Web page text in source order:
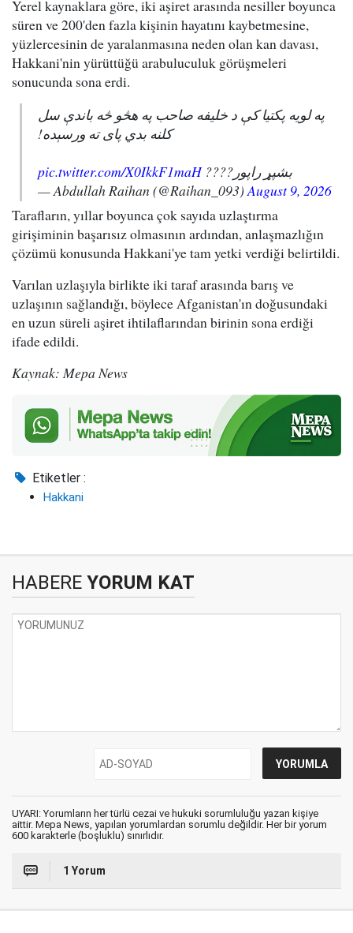
Yerel kaynaklara göre, iki aşiret arasında nesiller boyunca
süren ve 200'den fazla kişinin hayatını kaybetmesine,
yüzlercesinin de yaralanmasına neden olan kan davası,
Hakkani'nin yürüttüğü arabuluculuk görüşmeleri
sonucunda sona erdi.
په لویه پکتیا کې د خلیفه صاحب په هڅو څه باندې سل
کلنه بدي پای ته ورسېده!
بشپړ راپور????pic.twitter.com/X0IkkF1maH
— Abdullah Raihan (@Raihan_093)August 9, 2026
Tarafların, yıllar boyunca çok sayıda uzlaştırma
girişiminin başarısız olmasının ardından, anlaşmazlığın
çözümü konusunda Hakkani'ye tam yetki verdiği belirtildi.
Varılan uzlaşıyla birlikte iki taraf arasında barış ve
uzlaşının sağlandığı, böylece Afganistan'ın doğusundaki
en uzun süreli aşiret ihtilaflarından birinin sona erdiği
ifade edildi.
Kaynak: Mepa News
Etiketler :
Hakkani
HABERE YORUM KAT
UYARI: Yorumların her türlü cezai ve hukuki sorumluluğu yazan kişiye
aittir. Mepa News, yapılan yorumlardan sorumlu değildir. Her bir yorum
600 karakterle (boşluklu) sınırlıdır.
1 Yorum